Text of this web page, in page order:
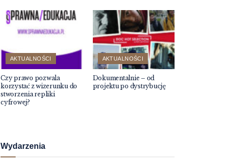
AKTUALNOŚCI
Czy prawo pozwala
korzystać z wizerunku do
stworzenia repliki
cyfrowej?
AKTUALNOŚCI
Dokumentalnie – od
projektu po dystrybucję
Wydarzenia